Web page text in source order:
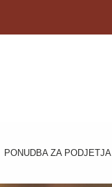
PONUDBA ZA PODJETJA